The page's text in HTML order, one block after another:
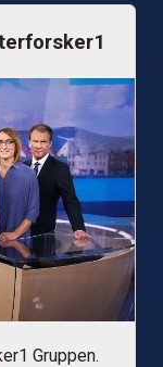
Gruppen.